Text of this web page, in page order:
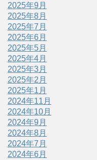
2025年9月
2025年8月
2025年7月
2025年6月
2025年5月
2025年4月
2025年3月
2025年2月
2025年1月
2024年11月
2024年10月
2024年9月
2024年8月
2024年7月
2024年6月